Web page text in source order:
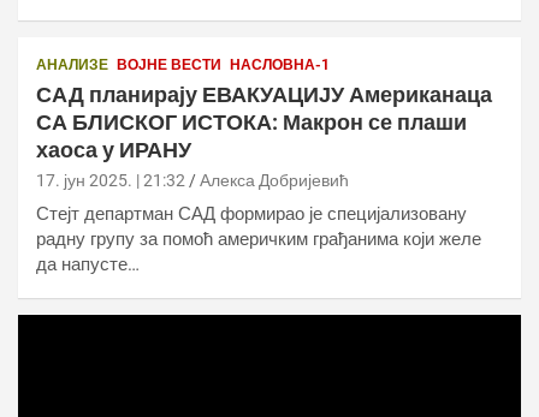
АНАЛИЗЕ ВОЈНЕ ВЕСТИ НАСЛОВНА-1
САД планирају ЕВАКУАЦИЈУ Американаца
СА БЛИСКОГ ИСТОКА: Макрон се плаши
хаоса у ИРАНУ
17. јун 2025. | 21:32 Алекса Добријевић
Стејт департман САД формирао је специјализовану
радну групу за помоћ америчким грађанима који желе
да напусте…